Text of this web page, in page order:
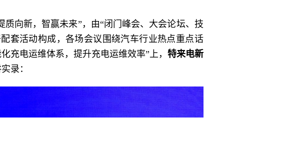
向新，智赢未来”，由“闭门峰会、大会论坛、技
套活动构成，各场会议围绕汽车行业热点重点话
充电运维体系，提升充电运维效率”上， 特来电新
录：